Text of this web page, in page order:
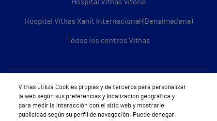
Hospital Vithas Vitoria
Hospital Vithas Xanit Internacional (Benalmádena)
Todos los centros Vithas
Sobre Vithas
Quiénes somos
Vithas utiliza Cookies propias y de terceros para personalizar
la web según sus preferencias y localización geográfica y
para medir la interacción con el sitio web y mostrarle
publicidad según su perfil de navegación. Puede denegar,